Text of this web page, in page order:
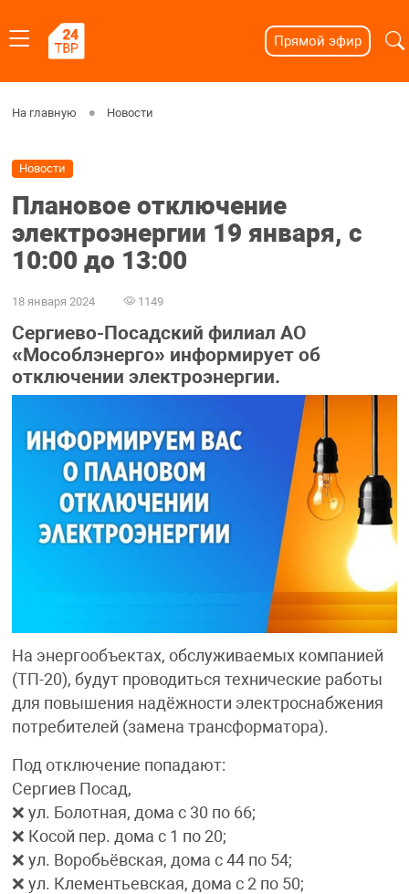
Прямой эфир
На главную Новости
Новости
Плановое отключение
электроэнергии 19 января, с
10:00 до 13:00
18 января 2024 1149
Сергиево-Посадский филиал АО
«Мособлэнерго» информирует об
отключении электроэнергии.
На энергообъектах, обслуживаемых компанией
(ТП-20), будут проводиться технические работы
для повышения надёжности электроснабжения
потребителей (замена трансформатора).
Под отключение попадают:
Сергиев Посад,
❌ ул. Болотная, дома с 30 по 66;
❌ Косой пер. дома с 1 по 20;
❌ ул. Воробьёвская, дома с 44 по 54;
❌ ул. Клементьевская, дома с 2 по 50;